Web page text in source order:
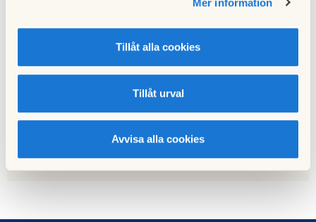
Tillåt alla cookies
Tillåt urval
Avvisa alla cookies
Nästa nyhet
Ny rutin när man hyr någon av föreningens
gemensamma lokaler.
28 september 2021